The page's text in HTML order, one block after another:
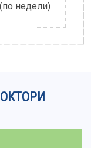
недели)